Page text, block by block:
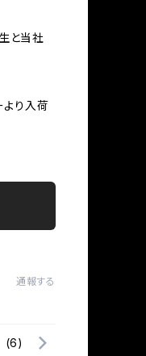
と当社
より入荷
通報する
(6)